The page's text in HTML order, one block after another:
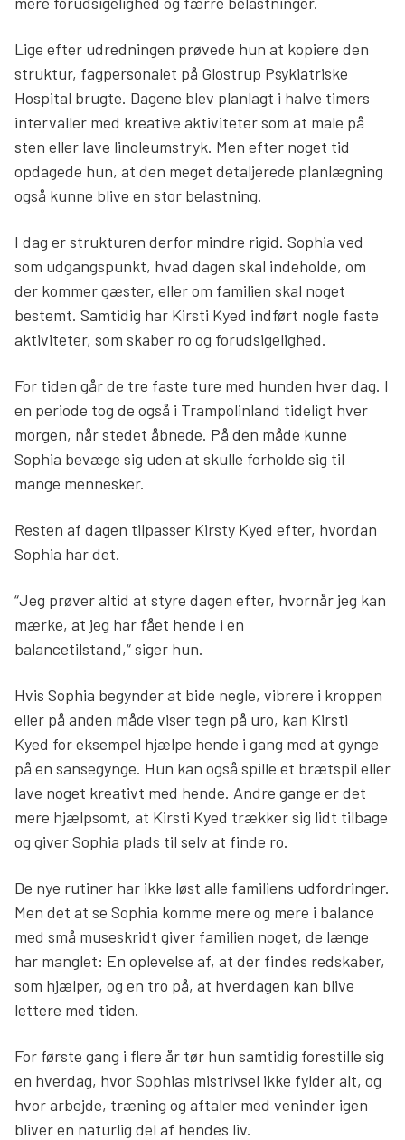
Lige efter udredningen prøvede hun at kopiere den
struktur, fagpersonalet på Glostrup Psykiatriske
Hospital brugte. Dagene blev planlagt i halve timers
intervaller med kreative aktiviteter som at male på
sten eller lave linoleumstryk. Men efter noget tid
opdagede hun, at den meget detaljerede planlægning
også kunne blive en stor belastning.
I dag er strukturen derfor mindre rigid. Sophia ved
som udgangspunkt, hvad dagen skal indeholde, om
der kommer gæster, eller om familien skal noget
bestemt. Samtidig har Kirsti Kyed indført nogle faste
aktiviteter, som skaber ro og forudsigelighed.
For tiden går de tre faste ture med hunden hver dag. I
en periode tog de også i Trampolinland tideligt hver
morgen, når stedet åbnede. På den måde kunne
Sophia bevæge sig uden at skulle forholde sig til
mange mennesker.
Resten af dagen tilpasser Kirsty Kyed efter, hvordan
Sophia har det.
“Jeg prøver altid at styre dagen efter, hvornår jeg kan
mærke, at jeg har fået hende i en
balancetilstand,“ siger hun.
Hvis Sophia begynder at bide negle, vibrere i kroppen
eller på anden måde viser tegn på uro, kan Kirsti
Kyed for eksempel hjælpe hende i gang med at gynge
på en sansegynge. Hun kan også spille et brætspil eller
lave noget kreativt med hende. Andre gange er det
mere hjælpsomt, at Kirsti Kyed trækker sig lidt tilbage
og giver Sophia plads til selv at finde ro.
De nye rutiner har ikke løst alle familiens udfordringer.
Men det at se Sophia komme mere og mere i balance
med små museskridt giver familien noget, de længe
har manglet: En oplevelse af, at der findes redskaber,
som hjælper, og en tro på, at hverdagen kan blive
lettere med tiden.
For første gang i flere år tør hun samtidig forestille sig
en hverdag, hvor Sophias mistrivsel ikke fylder alt, og
hvor arbejde, træning og aftaler med veninder igen
bliver en naturlig del af hendes liv.